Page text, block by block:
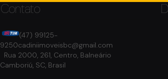
Contato
(47) 99125-
9250cadiniimoveisbc@gmail.com
Rua 2000, 261, Centro, Balneário
Camboriú, SC, Brasil